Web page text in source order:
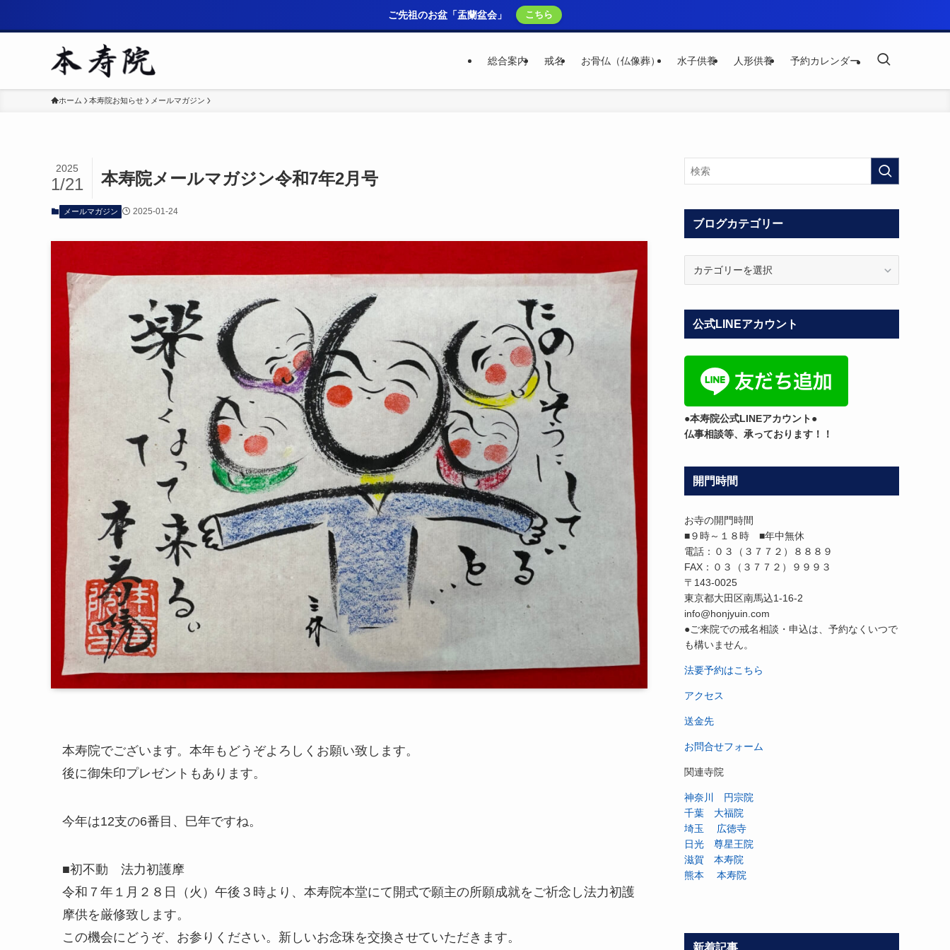
ご先祖のお盆「盂蘭盆会」 こちら
総合案内 戒名 お骨仏（仏像葬） 水子供養 人形供養 予約カレンダー
ホーム 本寿院お知らせ メールマガジン
本寿院メールマガジン令和7年2月号
2025
1/21
メールマガジン 2025-01-24
本寿院でございます。本年もどうぞよろしくお願い致します。
後に御朱印プレゼントもあります。
今年は12支の6番目、巳年ですね。
■初不動 法力初護摩
令和７年１月２８日（火）午後３時より、本寿院本堂にて開式で願主の所願成就をご祈念し法力初護
摩供を厳修致します。
この機会にどうぞ、お参りください。新しいお念珠を交換させていただきます。
ブログカテゴリー
カ
テ
ゴ
リ
公式LINEアカウント
●本寿院公式LINEアカウント●
仏事相談等、承っております！！
開門時間
お寺の開門時間
■９時～１８時 ■年中無休
電話：０３（３７７２）８８８９
FAX：０３（３７７２）９９９３
〒143-0025
東京都大田区南馬込1-16-2
info@honjyuin.com
●ご来院での戒名相談・申込は、予約なくいつで
も構いません。
法要予約はこちら
アクセス
送金先
お問合せフォーム
関連寺院
神奈川 円宗院
千葉 大福院
埼玉 広徳寺
日光 尊星王院
滋賀 本寿院
熊本 本寿院
新着記事